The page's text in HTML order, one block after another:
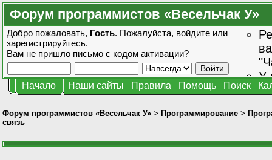
Форум программистов «Весельчак У»
Добро пожаловать, Гость. Пожалуйста, войдите или
зарегистрируйтесь.
Вам не пришло письмо с кодом активации?
У
Начало Наши сайты Правила Помощь Поиск
Форум программистов «Весельчак У» > Программирование >
связь